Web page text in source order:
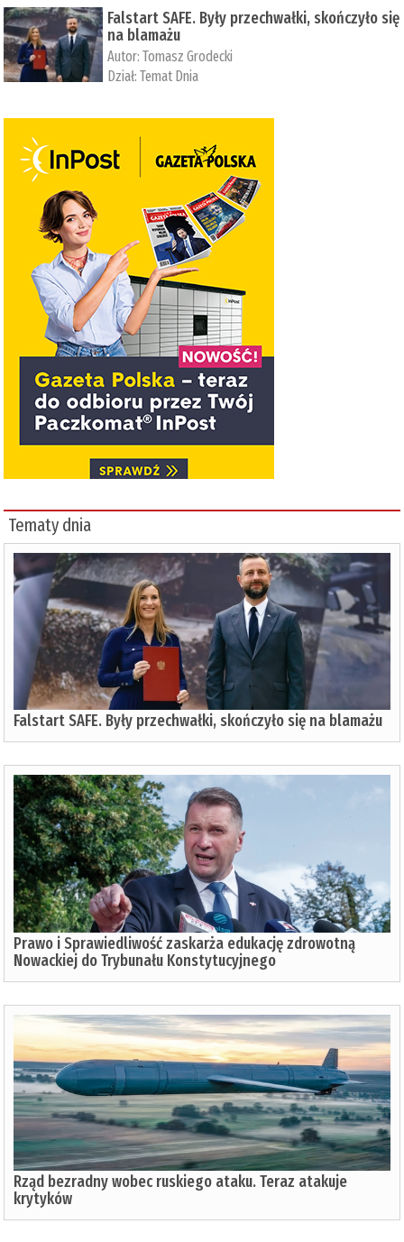
Falstart SAFE. Były przechwałki, skończyło się
na blamażu
Autor:Tomasz Grodecki
Dział:Temat Dnia
Tematy dnia
Falstart SAFE. Były przechwałki, skończyło się na blamażu
Prawo i Sprawiedliwość zaskarża edukację zdrowotną
Nowackiej do Trybunału Konstytucyjnego
Rząd bezradny wobec ruskiego ataku. Teraz atakuje
krytyków